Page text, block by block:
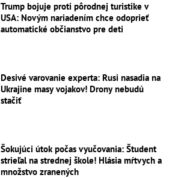
Trump bojuje proti pôrodnej turistike v
USA: Novým nariadením chce odoprieť
automatické občianstvo pre deti
Desivé varovanie experta: Rusi nasadia na
Ukrajine masy vojakov! Drony nebudú
stačiť
Šokujúci útok počas vyučovania: Študent
strieľal na strednej škole! Hlásia mŕtvych a
množstvo zranených